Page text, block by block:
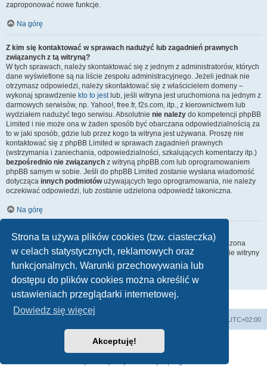
Strona ta używa plików cookies (tzw. ciasteczka)
w celach statystycznych, reklamowych oraz
funkcjonalnych. Warunki przechowywania lub
dostępu do plików cookies można określić w
ustawieniach przeglądarki internetowej.
Dowiedz się więcej
Akceptuję!
zaproponować nowe funkcje.
Na górę
Z kim się kontaktować w sprawach nadużyć lub zagadnień prawnych
związanych z tą witryną?
W tych sprawach, należy skontaktować się z jednym z administratorów, których
dane wyświetlone są na liście zespołu administracyjnego. Jeżeli jednak nie
otrzymasz odpowiedzi, należy skontaktować się z właścicielem domeny –
wykonaj sprawdzenie kto to jestlub, jeśli witryna jest uruchomiona na jednym z
darmowych serwisów, np. Yahoo!, free.fr, f2s.com, itp., z kierownictwem lub
wydziałem nadużyć tego serwisu. Absolutnie nie należy do kompetencji phpBB
Limited i nie może ona w żaden sposób być obarczana odpowiedzialnością za
to w jaki sposób, gdzie lub przez kogo ta witryna jest używana. Proszę nie
kontaktować się z phpBB Limited w sprawach zagadnień prawnych
(wstrzymania i zaniechania, odpowiedzialności, szkalujących komentarzy itp.)
bezpośrednio nie związanych z witryną phpBB.com lub oprogramowaniem
phpBB samym w sobie. Jeśli do phpBB Limited zostanie wysłana wiadomość
dotycząca innych podmiotówużywających tego oprogramowania, nie należy
oczekiwać odpowiedzi, lub zostanie udzielona odpowiedź lakoniczna.
Na górę
Jak nawiązać kontakt z administratorem witryny?
Wszyscy użytkownicy witryny mogą używać – jeśli funkcja ta jest włączona
przez administratora witryny – formularza „Kontakt z nami”. Członkowie witryny
mogą także używać odnośnika „Zespół administracyjny”.
Na górę
UTC+02:00
Technologię dostarczaphpBB® Forum Software © phpBB Limited
Polski pakiet językowy dostarcza